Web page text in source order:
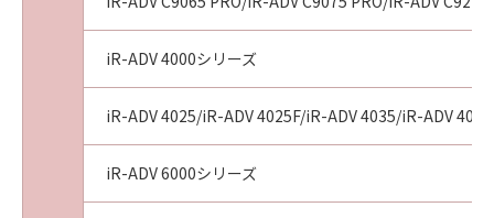
ANY OTHER COMMUNICATIONS BETWEEN
YOU AND CANON RELATING TO THE
SUBJECT MATTER HEREOF. NO AMENDMENT
TO THIS AGREEMENT SHALL BE EFFECTIVE
UNLESS SIGNED BY A DULY AUTHORISED
REPRESENTATIVE OF CANON.
Should you have any questions concerning
iR-ADV 4000シリーズ
iR-ADV 4025/iR-ADV 4025F/iR-ADV 4035/iR-ADV
iR-ADV 6000シリーズ